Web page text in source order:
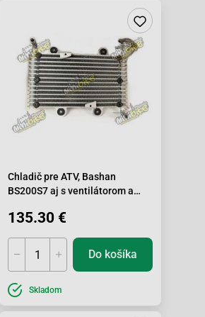
Chladič pre ATV, Bashan
BS200S7 aj s ventilátorom a
135.30 €
Do košíka
Skladom